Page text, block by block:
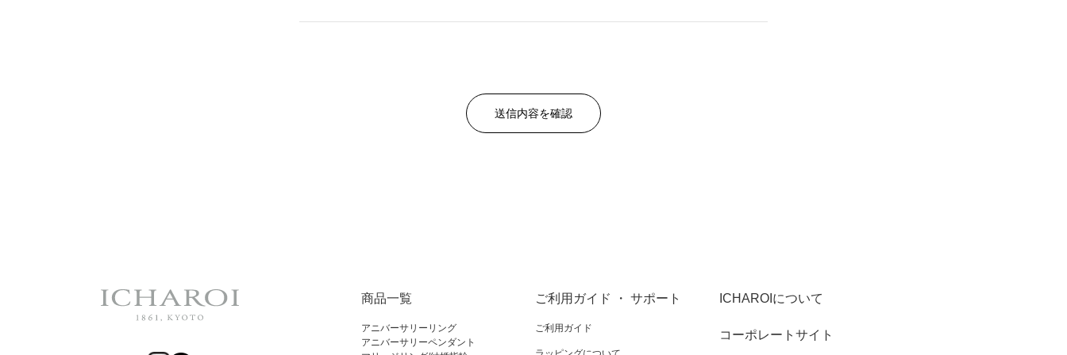
商品一覧
アニバーサリーリング
アニバーサリーペンダント
ご利用ガイド ・ サポート
ご利用ガイド
ICHAROIについて
コーポレートサイト